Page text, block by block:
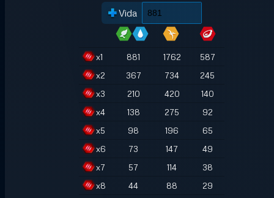
Vida
x1 881 1762
587
x2 367 734
245
x3 210 420
140
x4 138 275
92
x5 98 196
65
x6 73 147
49
x7 57 114
38
x8 44 88 29